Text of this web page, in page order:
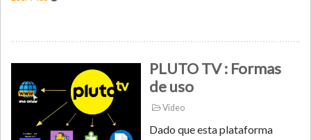
PLUTO TV : Formas
de uso
Video
Dado que esta plataforma